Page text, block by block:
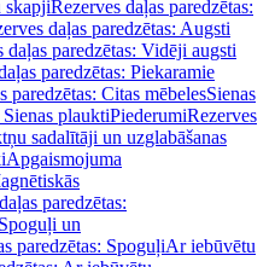
skapjiRezerves daļas paredzētas:
daļas paredzētas: Augsti
daļas paredzētas: Vidēji augsti
paredzētas: Piekaramie
paredzētas: Citas mēbelesSienas
Sienas plauktiPiederumiRezerves
sadalītāji un uzglabāšanas
Apgaismojuma
paredzētas:
Spoguļi un
paredzētas: SpoguļiAr iebūvētu